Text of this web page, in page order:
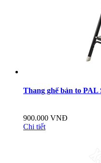
Thang ghế bản to PAL
900.000 VNĐ
Chi tiết